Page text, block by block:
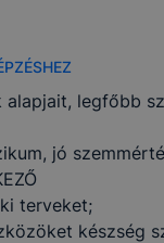
legfőbb
jó
terveket;
készség